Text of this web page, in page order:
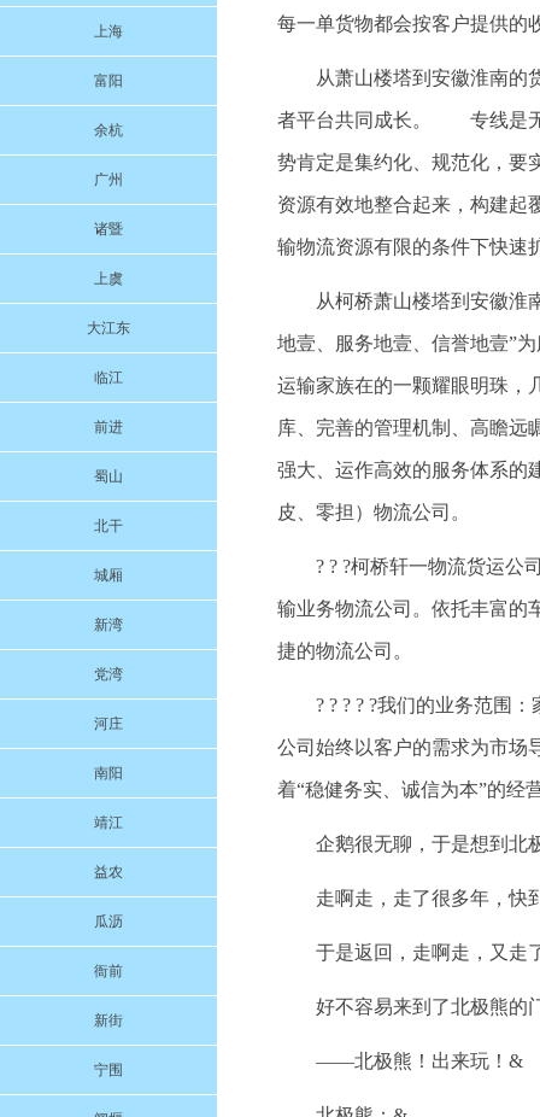
上海
富阳
余杭
广州
诸暨
上虞
大江东
临江
前进
蜀山
北干
城厢
新湾
党湾
河庄
南阳
靖江
益农
瓜沥
衙前
新街
宁围
每一单货物都会按客户提供的
从萧山楼塔到安徽淮南的
者平台共同成长。 专线是无
势肯定是集约化、规范化，要
资源有效地整合起来，构建起
输物流资源有限的条件下快速
从柯桥萧山楼塔到安徽淮
地壹、服务地壹、信誉地壹”
运输家族在的一颗耀眼明珠，
库、完善的管理机制、高瞻远
强大、运作高效的服务体系的
皮、零担）物流公司。
? ? ?柯桥轩一物流货运公
输业务物流公司。依托丰富的
捷的物流公司。
? ? ? ? ?我们的业务范围
公司始终以客户的需求为市场
着“稳健务实、诚信为本”的经
企鹅很无聊，于是想到北
走啊走，走了很多年，快
于是返回，走啊走，又走
好不容易来到了北极熊的
——北极熊！出来玩！&